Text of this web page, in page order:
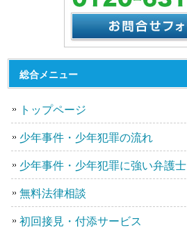
総合メニュー
トップページ
少年事件・少年犯罪の流れ
少年事件・少年犯罪に強い弁護士
無料法律相談
初回接見・付添サービス